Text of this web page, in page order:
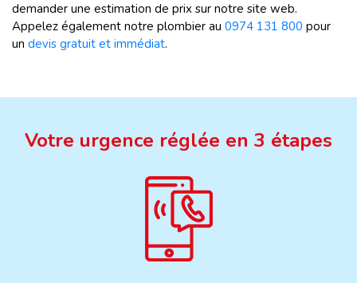
demander une estimation de prix sur notre site web.
Appelez également notre plombier au 0974 131 800 pour
un devis gratuit et immédiat.
Votre urgence réglée en 3 étapes